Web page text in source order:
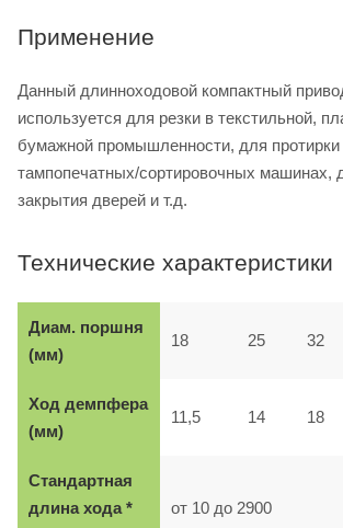
Применение
Данный длинноходовой компактный
используется для резки в текстильной,
бумажной промышленности, для протирки
тампопечатных/сортировочных машинах,
закрытия дверей и т.д.
Технические характеристики
Диам. поршня
(мм)
18 25 32
Ход демпфера
(мм)
11,5 14 18
Стандартная
длина хода *
от 10 до 2900